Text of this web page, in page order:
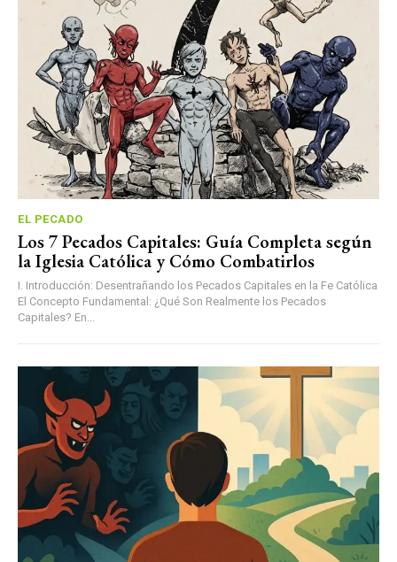
EL PECADO
Los 7 Pecados Capitales: Guía Completa según
la Iglesia Católica y Cómo Combatirlos
I. Introducción: Desentrañando los Pecados Capitales en la Fe Católica
El Concepto Fundamental: ¿Qué Son Realmente los Pecados
Capitales? En...